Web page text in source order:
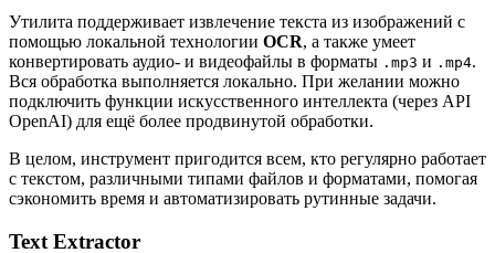
Утилита поддерживает извлечение текста из изображений с
помощью локальной технологии OCR, а также умеет
конвертировать аудио- и видеофайлы в форматы .mp3 и .mp4.
Вся обработка выполняется локально. При желании можно
подключить функции искусственного интеллекта (через API
OpenAI) для ещё более продвинутой обработки.
В целом, инструмент пригодится всем, кто регулярно работает
с текстом, различными типами файлов и форматами, помогая
сэкономить время и автоматизировать рутинные задачи.
Text Extractor